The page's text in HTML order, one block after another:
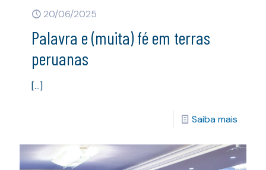
20/06/2025
Palavra e (muita) fé em terras
peruanas
[…]
Saiba mais